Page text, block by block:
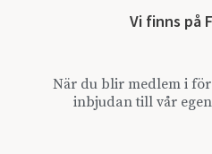
Vi finns på
När du blir medlem i
inbjudan till vår